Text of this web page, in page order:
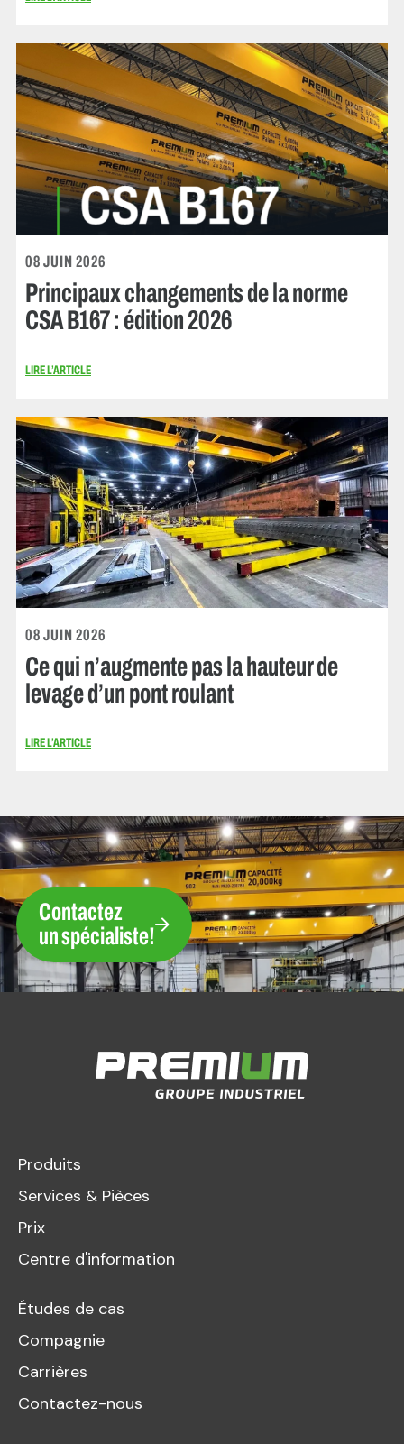
08 JUIN 2026
Principaux changements de la norme
CSA B167 : édition 2026
LIRE L’ARTICLE
08 JUIN 2026
Ce qui n’augmente pas la hauteur de
levage d’un pont roulant
LIRE L’ARTICLE
Contactez
un spécialiste!
Produits
Services & Pièces
Prix
Centre d'information
Études de cas
Compagnie
Carrières
Contactez-nous